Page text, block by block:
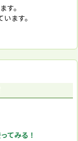
す。
ます。
てみる！